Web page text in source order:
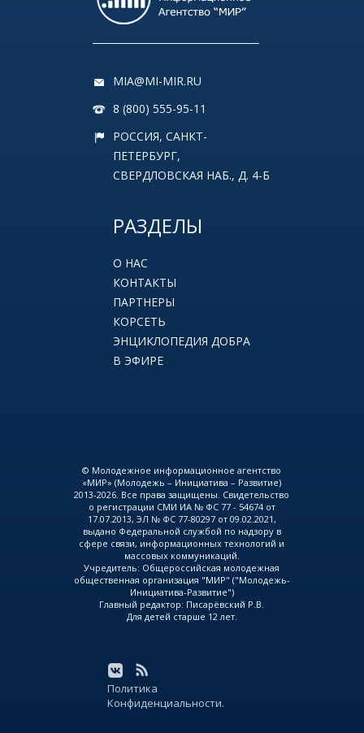
MIA@MI-MIR.RU
8 (800) 555-95-11
РОССИЯ, САНКТ-
ПЕТЕРБУРГ,
СВЕРДЛОВСКАЯ НАБ., Д. 4-Б
РАЗДЕЛЫ
О НАС
КОНТАКТЫ
ПАРТНЕРЫ
КОРСЕТЬ
ЭНЦИКЛОПЕДИЯ ДОБРА
В ЭФИРЕ
© Молодежное информационное агентство
«МИР» (Молодежь – Инициатива – Развитие)
2013-2026. Все права защищены. Свидетельство
о регистрации СМИ ИА № ФС 77 - 54674 от
17.07.2013, ЭЛ № ФС 77-80297 от 09.02.2021,
выдано Федеральной службой по надзору в
сфере связи, информационных технологий и
массовых коммуникаций.
Учредитель: Общероссийская молодежная
общественная организация "МИР" ("Молодежь-
Инициатива-Развитие")
Главный редактор: Писарёвский Р.В.
Для детей старше 12 лет.
Политика
Конфиденциальности.